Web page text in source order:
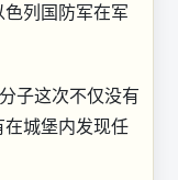
列国防军在军
子这次不仅没有
城堡内发现任